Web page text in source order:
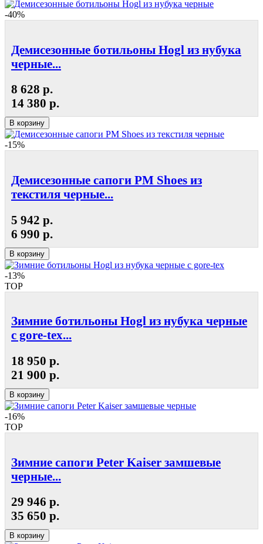
-40%
Демисезонные ботильоны Hogl из нубука
черные...
8 628 р.
14 380 р.
В корзину
-15%
Демисезонные сапоги РМ Shoes из
текстиля черные...
5 942 р.
6 990 р.
В корзину
-13%
TOP
Зимние ботильоны Hogl из нубука черные
с gore-tex...
18 950 р.
21 900 р.
В корзину
-16%
TOP
Зимние сапоги Peter Kaiser замшевые
черные...
29 946 р.
35 650 р.
В корзину